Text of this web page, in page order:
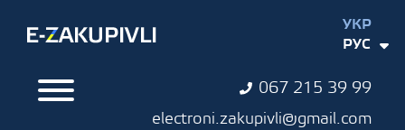
067 215 39 99
electroni.zakupivli@gmail.com
УКР
РУС